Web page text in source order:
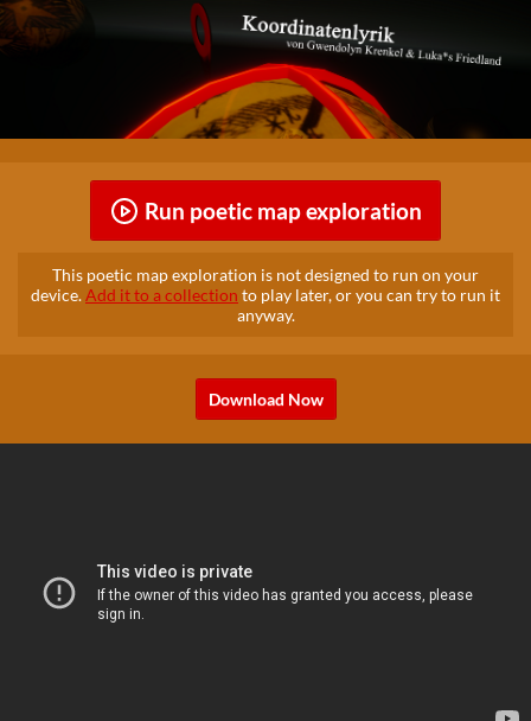
Run poetic map exploration
This poetic map exploration is not designed to run on your
device.Add it to a collection to play later, or you can try to run it
anyway.
Download Now